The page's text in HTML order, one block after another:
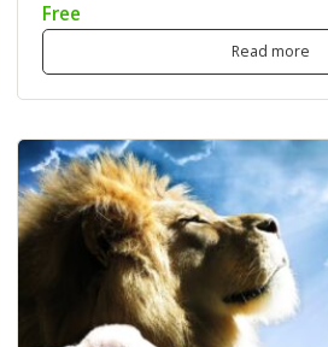
Free
Read more